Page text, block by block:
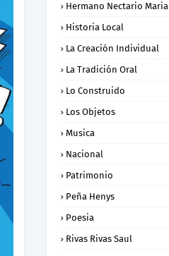
Hermano Nectario Maria
Historia Local
La Creación Individual
La Tradición Oral
Lo Construido
Los Objetos
Musica
Nacional
Patrimonio
Peña Henys
Poesia
Rivas Rivas Saul